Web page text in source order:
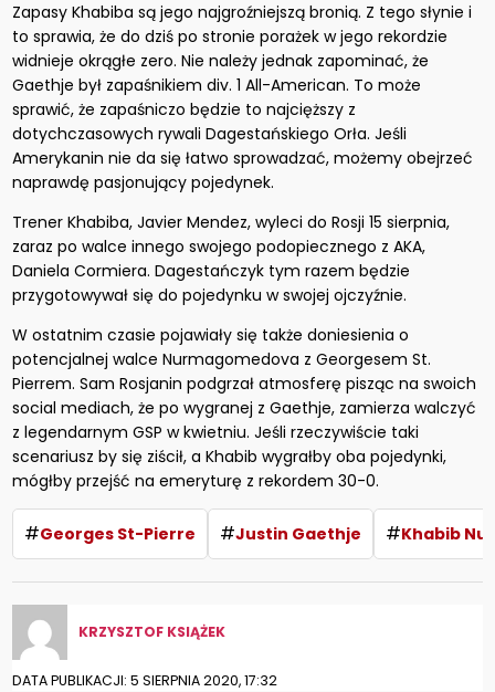
Zapasy Khabiba są jego najgroźniejszą bronią. Z tego słynie i
to sprawia, że do dziś po stronie porażek w jego rekordzie
widnieje okrągłe zero. Nie należy jednak zapominać, że
Gaethje był zapaśnikiem div. 1 All-American. To może
sprawić, że zapaśniczo będzie to najcięższy z
dotychczasowych rywali Dagestańskiego Orła. Jeśli
Amerykanin nie da się łatwo sprowadzać, możemy obejrzeć
naprawdę pasjonujący pojedynek.
Trener Khabiba, Javier Mendez, wyleci do Rosji 15 sierpnia,
zaraz po walce innego swojego podopiecznego z AKA,
Daniela Cormiera. Dagestańczyk tym razem będzie
przygotowywał się do pojedynku w swojej ojczyźnie.
W ostatnim czasie pojawiały się także doniesienia o
potencjalnej walce Nurmagomedova z Georgesem St.
Pierrem. Sam Rosjanin podgrzał atmosferę pisząc na swoich
social mediach, że po wygranej z Gaethje, zamierza walczyć
z legendarnym GSP w kwietniu. Jeśli rzeczywiście taki
scenariusz by się ziścił, a Khabib wygrałby oba pojedynki,
mógłby przejść na emeryturę z rekordem 30-0.
#Georges St-Pierre #Justin Gaethje #Khabib
KRZYSZTOF KSIĄŻEK
DATA PUBLIKACJI: 5 SIERPNIA 2020, 17:32